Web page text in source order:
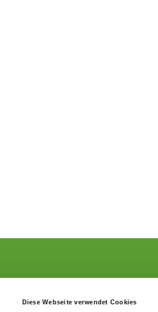
Diese Webseite verwendet Cookies
about the breed Structur